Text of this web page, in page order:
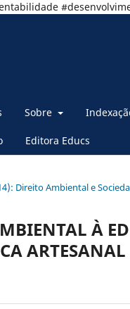
Sobre
Editora Educs
Direito Ambiental e
À